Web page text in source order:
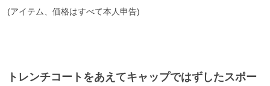
(アイテム、価格はすべて本人申告)
トレンチコートをあえてキャップではずしたスポー